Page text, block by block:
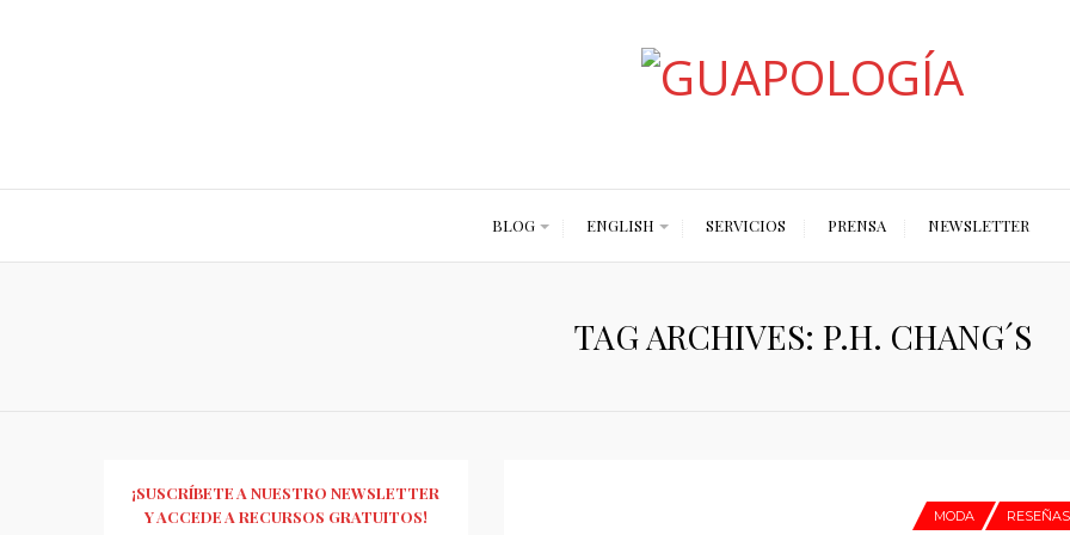
BLOG ENGLISH SERVICIOS PRENSA NEWSLETTER
TAG ARCHIVES: P.H. CHANG´S
MODA RESEÑAS
¡SUSCRÍBETE A NUESTRO NEWSLETTER
Y ACCEDE A RECURSOS GRATUITOS!